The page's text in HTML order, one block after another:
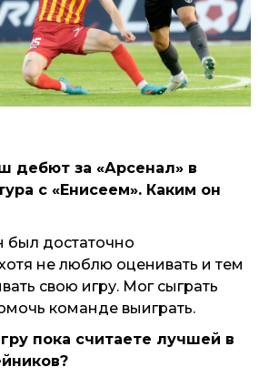
дебют за «Арсенал» в
с «Енисеем». Каким он
был достаточно
не люблю оценивать и тем
свою игру. Мог сыграть
команде выиграть.
пока считаете лучшей в